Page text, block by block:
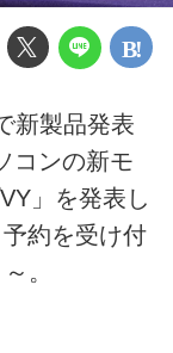
新製品発表
コンの新モ
」を発表し
約を受け付
。